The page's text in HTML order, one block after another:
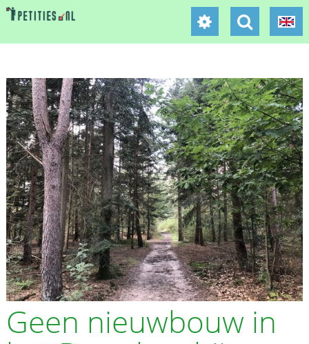
Geen nieuwbouw in